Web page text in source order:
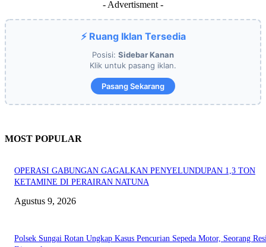
- Advertisment -
⚡ Ruang Iklan Tersedia
Posisi: Sidebar Kanan
Klik untuk pasang iklan.
Pasang Sekarang
MOST POPULAR
OPERASI GABUNGAN GAGALKAN PENYELUNDUPAN 1,3 TON
KETAMINE DI PERAIRAN NATUNA
Agustus 9, 2026
Polsek Sungai Rotan Ungkap Kasus Pencurian Sepeda Motor, Seorang